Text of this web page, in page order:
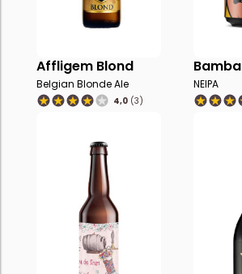
Affligem Blond
Belgian Blonde Ale
4,0 (3)
Bamba
NEIPA